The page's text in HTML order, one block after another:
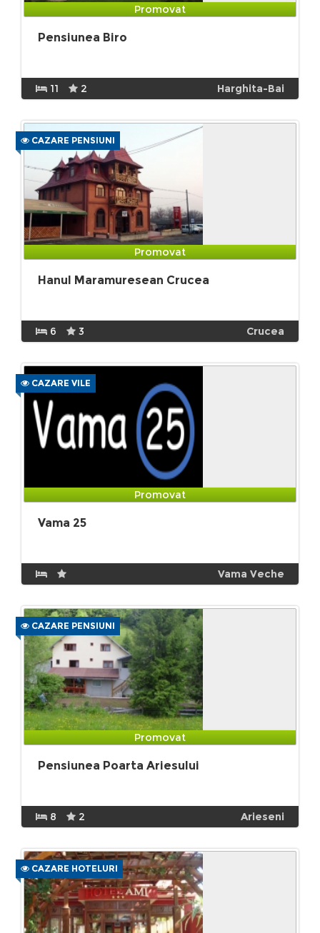
Promovat
Pensiunea Biro
11 2 Harghita-Bai
CAZARE PENSIUNI
Promovat
Hanul Maramuresean Crucea
6 3 Crucea
CAZARE VILE
Promovat
Vama 25
Vama Veche
CAZARE PENSIUNI
Promovat
Pensiunea Poarta Ariesului
8 2 Arieseni
CAZARE HOTELURI